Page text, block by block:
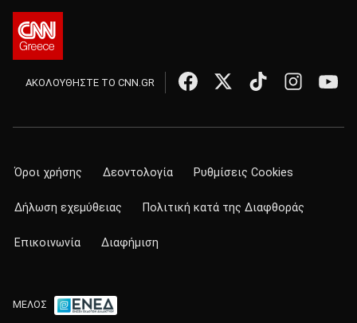
ΑΚΟΛΟΥΘΗΣΤΕ ΤΟ CNN.GR
Όροι χρήσης Δεοντολογία Ρυθμίσεις Cookies
Δήλωση εχεμύθειας Πολιτική κατά της Διαφθοράς
Επικοινωνία Διαφήμιση
ΜΕΛΟΣ